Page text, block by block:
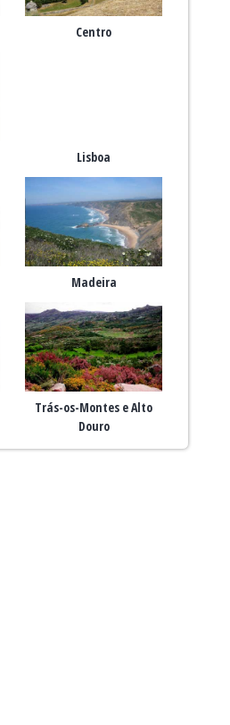
Centro
Lisboa
Madeira
Trás-os-Montes e Alto
Douro